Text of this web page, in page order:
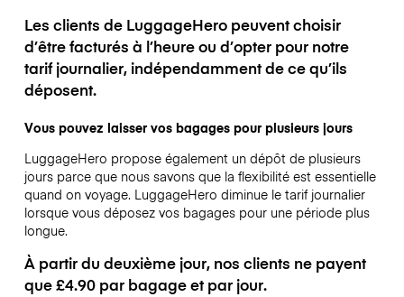
Les clients de LuggageHero peuvent choisir
d’être facturés à l’heure ou d’opter pour notre
tarif journalier, indépendamment de ce qu’ils
déposent.
Vous pouvez laisser vos bagages pour plusieurs jours
LuggageHero propose également un dépôt de plusieurs
jours parce que nous savons que la flexibilité est essentielle
quand on voyage. LuggageHero diminue le tarif journalier
lorsque vous déposez vos bagages pour une période plus
longue.
À partir du deuxième jour, nos clients ne payent
que £4.90 par bagage et par jour.